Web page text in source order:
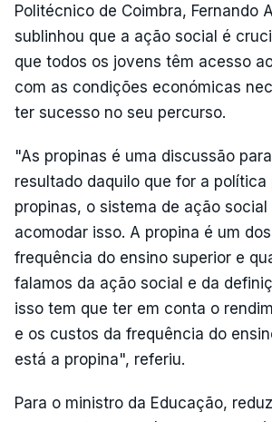
Politécnico de Coimbra, Fernando
sublinhou que a ação social é
que todos os jovens têm acesso
com as condições económicas
ter sucesso no seu percurso.
"As propinas é uma discussão
resultado daquilo que for a política
propinas, o sistema de ação social
acomodar isso. A propina é um
frequência do ensino superior e
falamos da ação social e da
isso tem que ter em conta o
e os custos da frequência do
está a propina", referiu.
Para o ministro da Educação,